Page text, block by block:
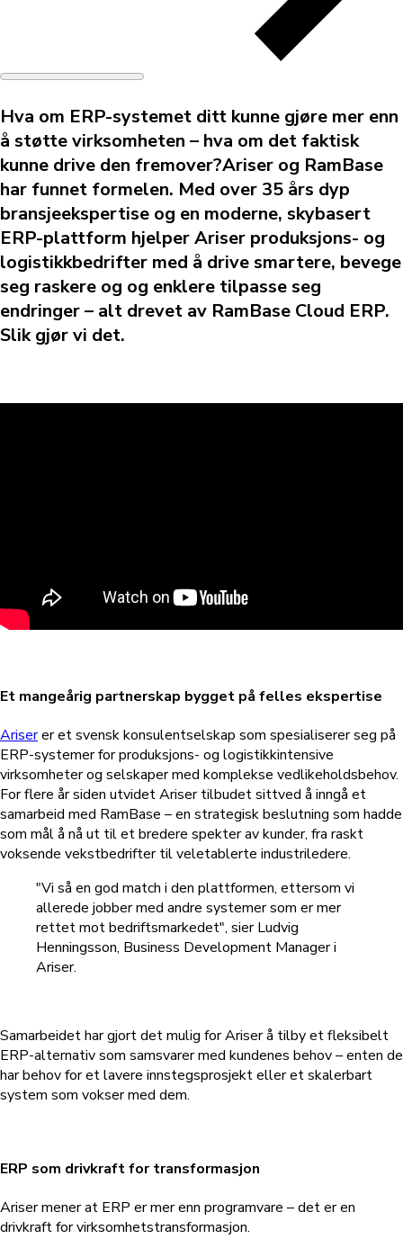
Hva om ERP-systemet ditt kunne gjøre mer enn
å støtte virksomheten – hva om det faktisk
kunne drive den fremover?Ariser og RamBase
har funnet formelen. Med over 35 års dyp
bransjeekspertise og en moderne, skybasert
ERP-plattform hjelper Ariser produksjons- og
logistikkbedrifter med å drive smartere, bevege
seg raskere og og enklere tilpasse seg
endringer – alt drevet av RamBase Cloud ERP.
Slik gjør vi det.
Et mangeårig partnerskap bygget på felles ekspertise
Ariserer et svensk konsulentselskap som spesialiserer seg på
ERP-systemer for produksjons- og logistikkintensive
virksomheter og selskaper med komplekse vedlikeholdsbehov.
For flere år siden utvidet Ariser tilbudet sittved å inngå et
samarbeid med RamBase – en strategisk beslutning som hadde
som mål å nå ut til et bredere spekter av kunder, fra raskt
voksende vekstbedrifter til veletablerte industriledere.
"Vi så en god match i den plattformen, ettersom vi
allerede jobber med andre systemer som er mer
rettet mot bedriftsmarkedet", sier Ludvig
Henningsson, Business Development Manager i
Ariser.
Samarbeidet har gjort det mulig for Ariser å tilby et fleksibelt
ERP-alternativ som samsvarer med kundenes behov – enten de
har behov for et lavere innstegsprosjekt eller et skalerbart
system som vokser med dem.
ERP som drivkraft for transformasjon
Ariser mener at ERP er mer enn programvare – det er en
drivkraft for virksomhetstransformasjon.